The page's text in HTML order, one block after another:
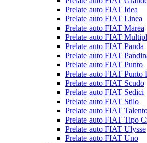
Prelate auto FIAT Idea
Prelate auto FIAT Linea
Prelate auto FIAT Marea
Prelate auto FIAT
Prelate auto FIAT Panda
Prelate auto FIAT
Prelate auto FIAT Punto
Prelate auto FIAT Punto
Prelate auto FIAT Scudo
Prelate auto FIAT Sedici
Prelate auto FIAT Stilo
Prelate auto FIAT
Prelate auto FIAT Tipo
Prelate auto FIAT Ulysse
Prelate auto FIAT Uno